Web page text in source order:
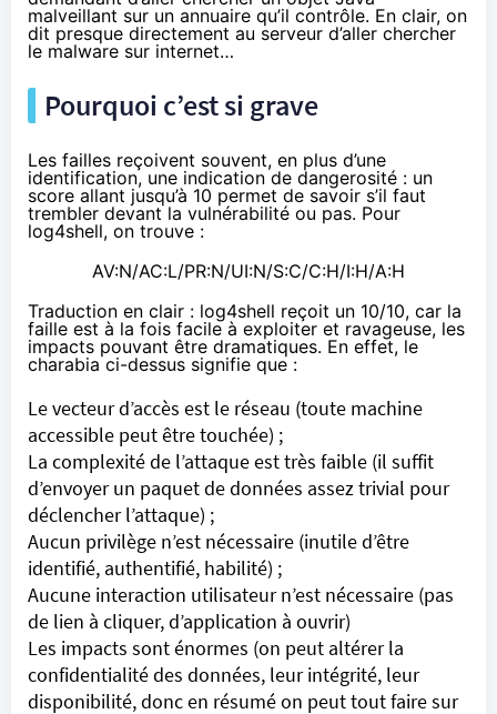
malveillant sur un annuaire qu’il contrôle. En clair, on
dit presque directement au serveur d’aller chercher
le malware sur internet…
Pourquoi c’est si grave
Les failles reçoivent souvent, en plus d’une
identification, une indication de dangerosité : un
score allant jusqu’à 10 permet de savoir s’il faut
trembler devant la vulnérabilité ou pas. Pour
log4shell, on trouve :
AV:N/AC:L/PR:N/UI:N/S:C/C:H/I:H/A:H
Traduction en clair : log4shell reçoit un 10/10, car la
faille est à la fois facile à exploiter et ravageuse, les
impacts pouvant être dramatiques. En effet, le
charabia ci-dessus signifie que :
Le vecteur d’accès est le réseau (toute machine
accessible peut être touchée) ;
La complexité de l’attaque est très faible (il suffit
d’envoyer un paquet de données assez trivial pour
déclencher l’attaque) ;
Aucun privilège n’est nécessaire (inutile d’être
identifié, authentifié, habilité) ;
Aucune interaction utilisateur n’est nécessaire (pas
de lien à cliquer, d’application à ouvrir)
Les impacts sont énormes (on peut altérer la
confidentialité des données, leur intégrité, leur
disponibilité, donc en résumé on peut tout faire sur